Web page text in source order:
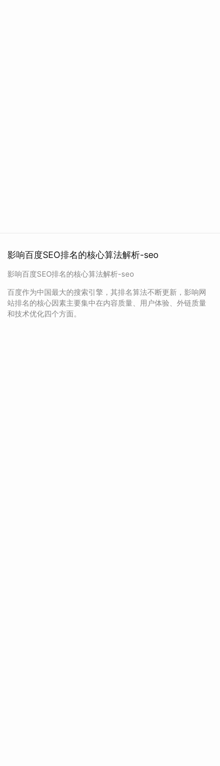
影响百度SEO排名的核心算法解析-seo
影响百度SEO排名的核心算法解析-seo
百度作为中国最大的搜索引擎，其排名算法不断更新，影响网
站排名的核心因素主要集中在内容质量、用户体验、外链质量
和技术优化四个方面。